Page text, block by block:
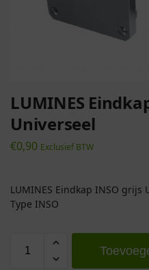
LUMINES
Universeel
€0,90 Exclusief BTW
LUMINES Eindkap INSO
Type INSO